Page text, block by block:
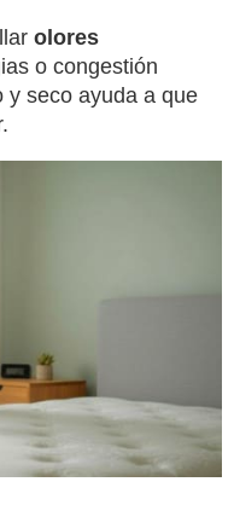
olores
o congestión
y seco ayuda a que